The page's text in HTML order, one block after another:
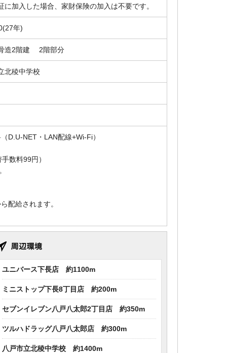
に加入した場合、家財保険の加入は不要です。
年)
造2階建 2階部分
北稜中学校
D.U-NET・LAN配線+Wi-Fi）
数料99円）
配給されます。
ユニバース下長店 約1100m
ミニストップ下長8丁目店 約200m
セブンイレブン八戸八太郎2丁目店 約350m
ツルハドラッグ八戸八太郎店 約300m
八戸市立北稜中学校 約1400m